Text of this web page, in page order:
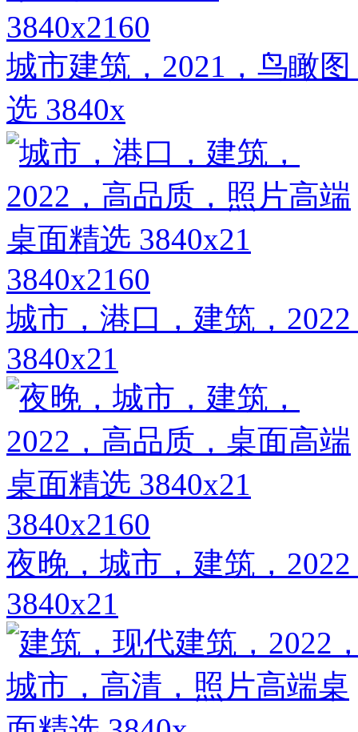
3840x2160
城市建筑，2021，鸟瞰
选 3840x
3840x2160
城市，港口，建筑，
3840x21
3840x2160
夜晚，城市，建筑，
3840x21